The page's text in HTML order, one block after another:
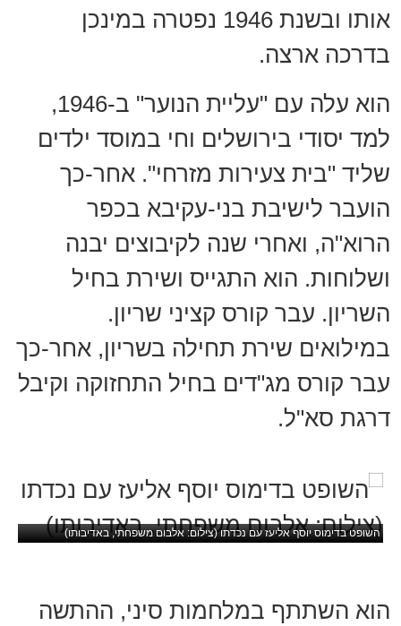
אותו ובשנת 1946 נפטרה במינכן
בדרכה ארצה.
הוא עלה עם "עליית הנוער" ב-1946,
למד יסודי בירושלים וחי במוסד ילדים
שליד "בית צעירות מזרחי". אחר-כך
הועבר לישיבת בני-עקיבא בכפר
הרוא"ה, ואחרי שנה לקיבוצים יבנה
ושלוחות. הוא התגייס ושירת בחיל
השריון. עבר קורס קציני שריון.
במילואים שירת תחילה בשריון, אחר-כך
עבר קורס מג"דים בחיל התחזוקה וקיבל
דרגת סא"ל.
השופט בדימוס יוסף אליעז עם נכדתו (צילום: אלבום משפחתי, באדיבותו)
הוא השתתף במלחמות סיני, ההתשה